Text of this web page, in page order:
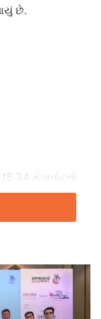
છે.
મેગાવોટનો
સબસ્ક્રિપ્શન
એગ્રીમેન્ટ
ટકા હિસ્સો ધરાવશે
યોગદાન